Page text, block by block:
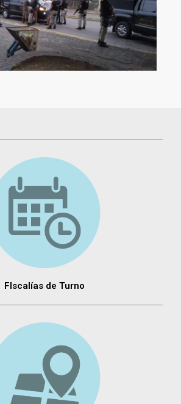
FIscalías de Turno